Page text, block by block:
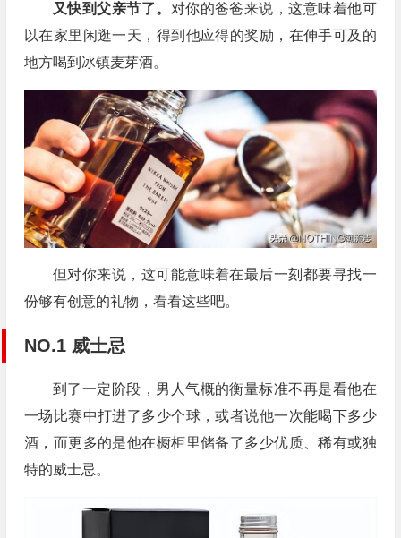
又快到父亲节了。 对你的爸爸来说，这意味着他可
以在家里闲逛一天，得到他应得的奖励，在伸手可及的
地方喝到冰镇麦芽酒。
但对你来说，这可能意味着在最后一刻都要寻找一
份够有创意的礼物，看看这些吧。
NO.1 威士忌
到了一定阶段，男人气概的衡量标准不再是看他在
一场比赛中打进了多少个球，或者说他一次能喝下多少
酒，而更多的是他在橱柜里储备了多少优质、稀有或独
特的威士忌。